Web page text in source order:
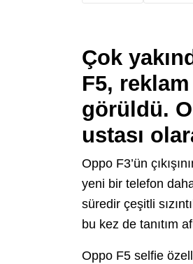
Çok
F5,
görüldü.
ustası
Oppo F3’ün
yeni bir telefon
süredir çeşitli
bu kez de tanıtım
Oppo F5 selfie